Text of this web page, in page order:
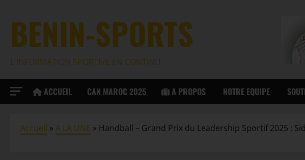
BENIN-SPORTS
L'INFORMATION SPORTIVE EN CONTINU
ACCUEIL CAN MAROC 2025 A PROPOS NOTRE EQUIPE
Accueil » A LA UNE » Handball – Grand Prix du Leadership Sportif 2025 :